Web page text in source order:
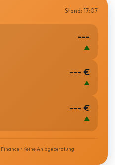
Stand: 17:07
---
▲
--- €
▲
--- €
▲
Finance • Keine Anlageberatung